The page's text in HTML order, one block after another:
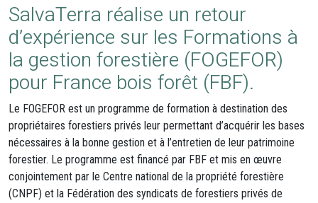
SalvaTerra réalise un retour
d’expérience sur les Formations à
la gestion forestière (FOGEFOR)
pour France bois forêt (FBF).
Le FOGEFOR est un programme de formation à destination des
propriétaires forestiers privés leur permettant d’acquérir les bases
nécessaires à la bonne gestion et à l’entretien de leur patrimoine
forestier. Le programme est financé par FBF et mis en œuvre
conjointement par le Centre national de la propriété forestière
(CNPF) et la Fédération des syndicats de forestiers privés de